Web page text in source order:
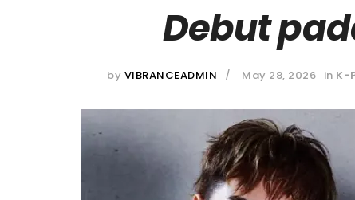
Debut
by VIBRANCEADMIN May 28, 2026 in K-